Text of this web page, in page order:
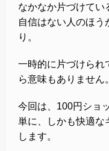
なかなか片づけてい
自信はない人のほう
り。
一時的に片づけられ
ら意味もありません。
今回は、100円ショ
単に、しかも快適な
します。